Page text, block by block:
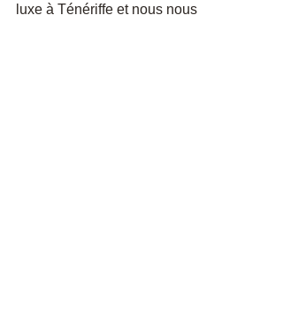
luxe à Ténériffe et nous nous